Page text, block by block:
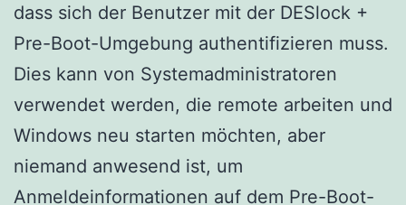
dass sich der Benutzer mit der DESlock +
Pre-Boot-Umgebung authentifizieren muss.
Dies kann von Systemadministratoren
verwendet werden, die remote arbeiten und
Windows neu starten möchten, aber
niemand anwesend ist, um
Anmeldeinformationen auf dem Pre-Boot-